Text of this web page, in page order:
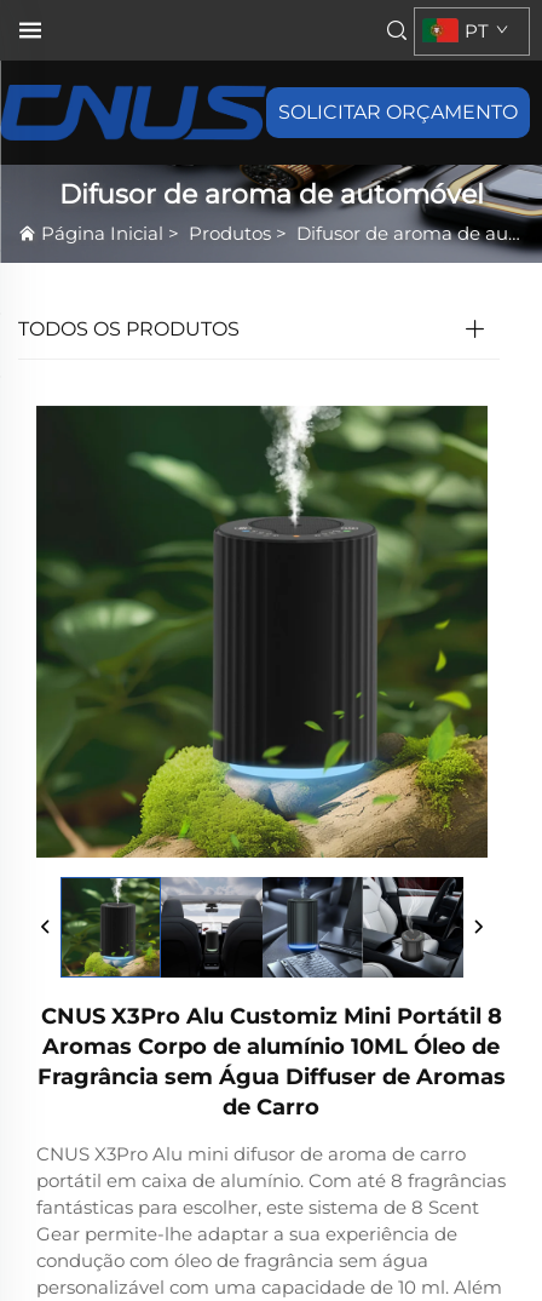
SOLICITAR ORÇAMENTO
PT
Difusor de aroma de automóvel
Página Inicial > Produtos > Difusor de aroma de automóvel
TODOS OS PRODUTOS
CNUS X3Pro Alu Customiz Mini Portátil 8
Aromas Corpo de alumínio 10ML Óleo de
Fragrância sem Água Diffuser de Aromas
de Carro
CNUS X3Pro Alu mini difusor de aroma de carro
portátil em caixa de alumínio. Com até 8 fragrâncias
fantásticas para escolher, este sistema de 8 Scent
Gear permite-lhe adaptar a sua experiência de
condução com óleo de fragrância sem água
personalizável com uma capacidade de 10 ml. Além